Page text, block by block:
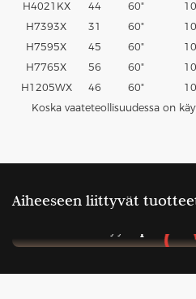
H4021KX
44 60"
H7393X
31 60"
H7595X
45 60"
H7765X
56 60"
H1205WX
46 60"
Koska vaateteollisuudessa on
Aiheeseen liittyvät